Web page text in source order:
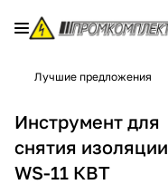
Лучшие предложения
Инструмент для
снятия изоляции
WS-11 КВТ